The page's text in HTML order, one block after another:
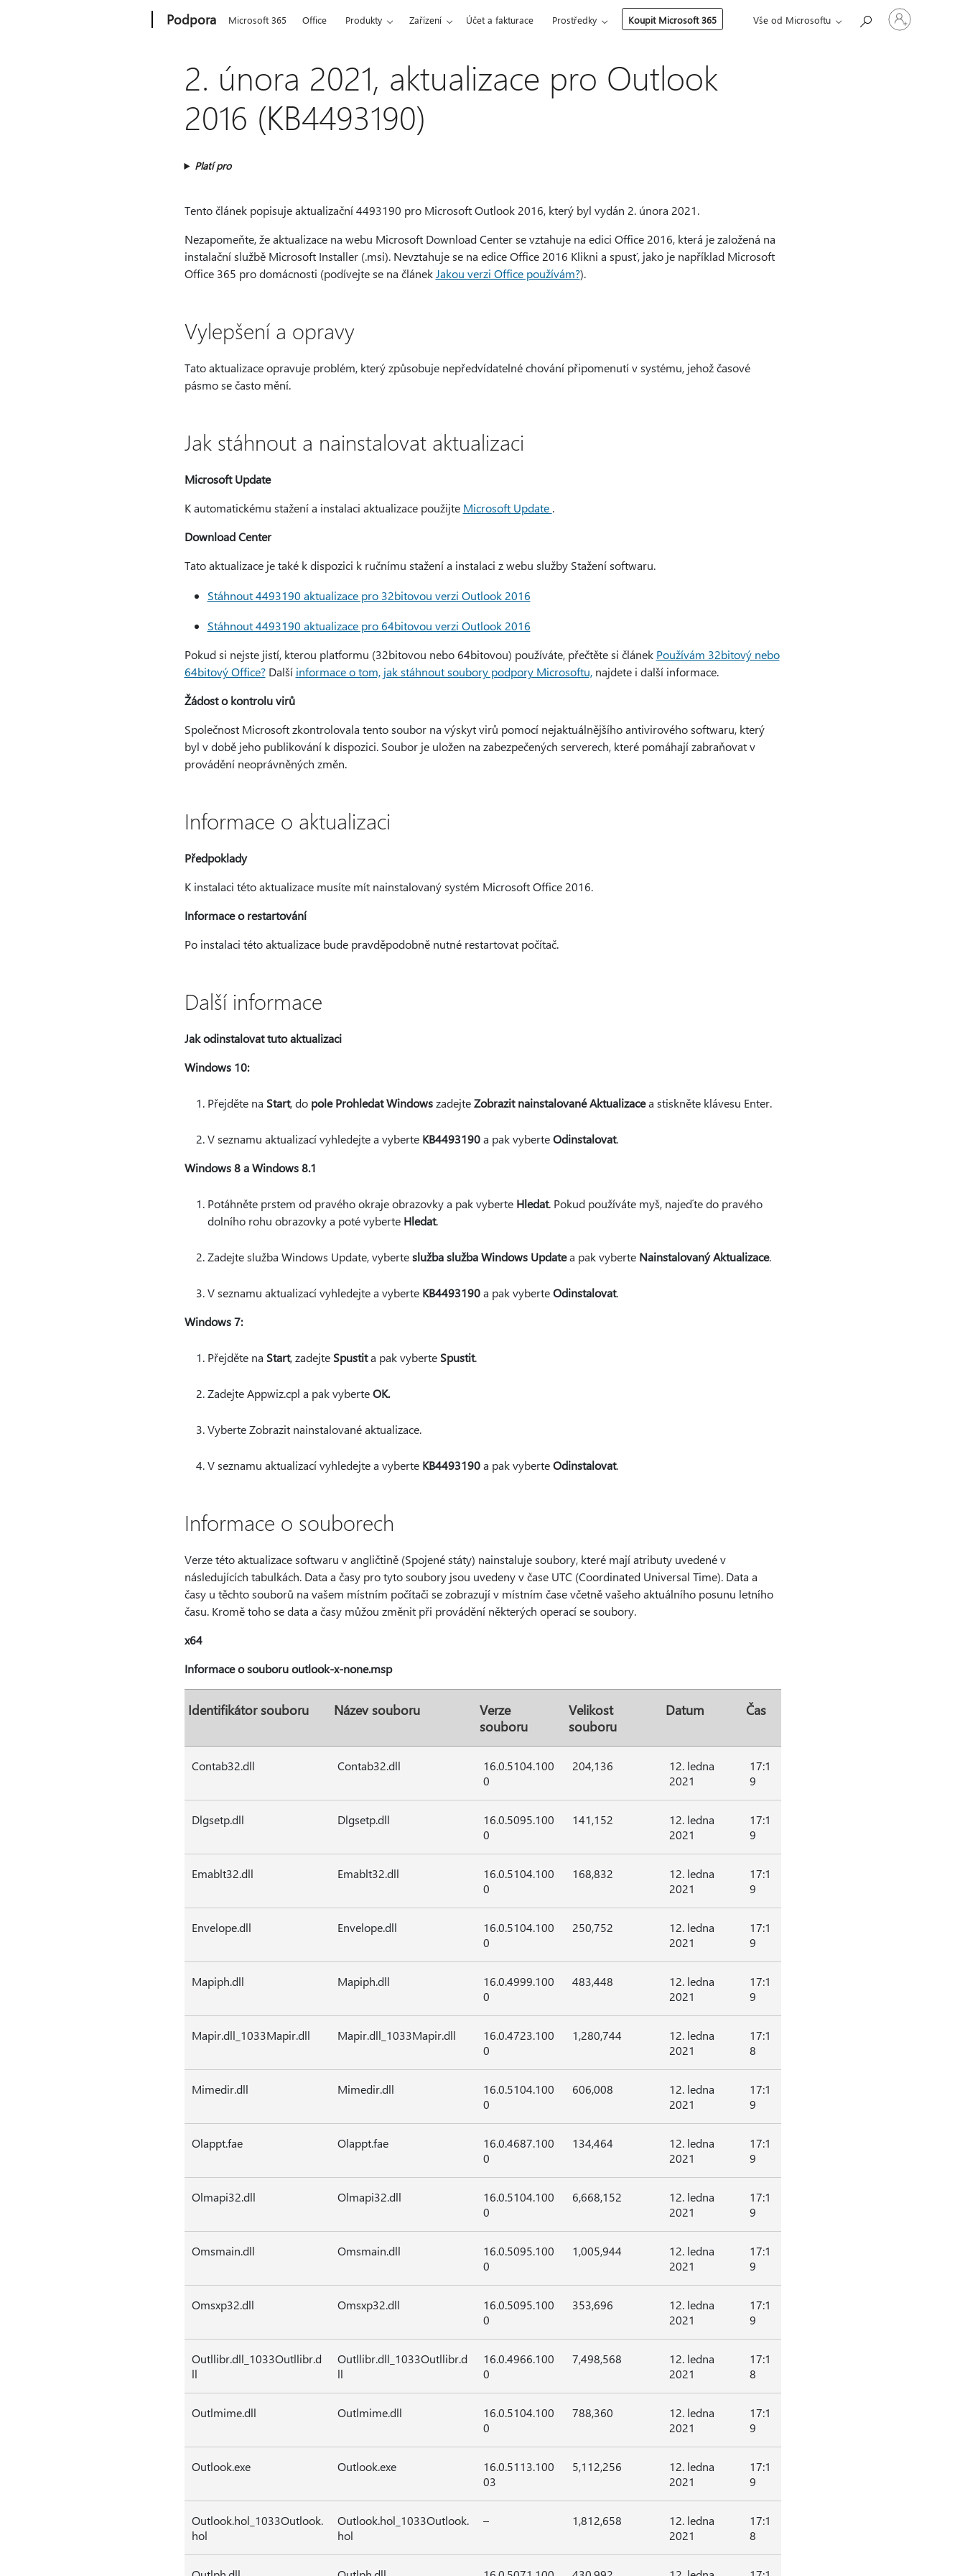
Podpora Microsoft 365 Office Produkty Zařízení Účet a fakturace Prostředky Koupit Microsoft 365 Vše od Microsoftu
Přihlaste
se
2. února 2021, aktualizace pro Outlook
2016 (KB4493190)
Platí pro
Tento článek popisuje aktualizační 4493190 pro Microsoft Outlook 2016, který byl vydán 2. února 2021.
Nezapomeňte, že aktualizace na webu Microsoft Download Center se vztahuje na edici Office 2016, která je založená na
instalační službě Microsoft Installer (.msi). Nevztahuje se na edice Office 2016 Klikni a spusť, jako je například Microsoft
Office 365 pro domácnosti (podívejte se na článek Jakou verzi Office používám?).
Vylepšení a opravy
Tato aktualizace opravuje problém, který způsobuje nepředvídatelné chování připomenutí v systému, jehož časové
pásmo se často mění.
Jak stáhnout a nainstalovat aktualizaci
Microsoft Update
K automatickému stažení a instalaci aktualizace použijte Microsoft Update .
Download Center
Tato aktualizace je také k dispozici k ručnímu stažení a instalaci z webu služby Stažení softwaru.
Stáhnout 4493190 aktualizace pro 32bitovou verzi Outlook 2016
Stáhnout 4493190 aktualizace pro 64bitovou verzi Outlook 2016
Pokud si nejste jistí, kterou platformu (32bitovou nebo 64bitovou) používáte, přečtěte si článek Používám 32bitový nebo
64bitový Office?Další informace o tom, jak stáhnout soubory podpory Microsoftu,najdete i další informace.
Žádost o kontrolu virů
Společnost Microsoft zkontrolovala tento soubor na výskyt virů pomocí nejaktuálnějšího antivirového softwaru, který
byl v době jeho publikování k dispozici. Soubor je uložen na zabezpečených serverech, které pomáhají zabraňovat v
provádění neoprávněných změn.
Informace o aktualizaci
Předpoklady
K instalaci této aktualizace musíte mít nainstalovaný systém Microsoft Office 2016.
Informace o restartování
Po instalaci této aktualizace bude pravděpodobně nutné restartovat počítač.
Další informace
Jak odinstalovat tuto aktualizaci
Windows 10:
Přejděte na Start, do pole Prohledat WindowszadejteZobrazit nainstalované Aktualizacea stiskněte klávesu Enter.
V seznamu aktualizací vyhledejte a vyberte KB4493190a pak vyberteOdinstalovat.
Windows 8 a Windows 8.1
Potáhněte prstem od pravého okraje obrazovky a pak vyberte Hledat. Pokud používáte myš, najeďte do pravého
dolního rohu obrazovky a poté vyberte Hledat.
Zadejte služba Windows Update, vyberteslužba služba Windows Updatea pak vyberte Nainstalovaný Aktualizace.
V seznamu aktualizací vyhledejte a vyberte KB4493190a pak vyberteOdinstalovat.
Windows 7:
Přejděte na Start, zadejte Spustita pak vyberte Spustit.
Zadejte Appwiz.cpl a pak vyberteOK.
Vyberte Zobrazit nainstalované aktualizace.
V seznamu aktualizací vyhledejte a vyberte KB4493190a pak vyberteOdinstalovat.
Informace o souborech
Verze této aktualizace softwaru v angličtině (Spojené státy) nainstaluje soubory, které mají atributy uvedené v
následujících tabulkách. Data a časy pro tyto soubory jsou uvedeny v čase UTC (Coordinated Universal Time). Data a
časy u těchto souborů na vašem místním počítači se zobrazují v místním čase včetně vašeho aktuálního posunu letního
času. Kromě toho se data a časy můžou změnit při provádění některých operací se soubory.
x64
Informace o souboru outlook-x-none.msp
Identifikátor souboru Název souboru
Verze
souboru
Velikost
souboru
Datum Čas
Contab32.dll Contab32.dll
16.0.5104.100
0
204,136
12. ledna
2021
17:1
9
Dlgsetp.dll Dlgsetp.dll
16.0.5095.100
0
141,152
12. ledna
2021
17:1
9
Emablt32.dll Emablt32.dll
16.0.5104.100
0
168,832
12. ledna
2021
17:1
9
Envelope.dll Envelope.dll
16.0.5104.100
0
250,752
12. ledna
2021
17:1
9
Mapiph.dll Mapiph.dll
16.0.4999.100
0
483,448
12. ledna
2021
17:1
9
Mapir.dll_1033Mapir.dll Mapir.dll_1033Mapir.dll
16.0.4723.100
0
1,280,744
12. ledna
2021
17:1
8
Mimedir.dll Mimedir.dll
16.0.5104.100
0
606,008
12. ledna
2021
17:1
9
Olappt.fae Olappt.fae
16.0.4687.100
0
134,464
12. ledna
2021
17:1
9
Olmapi32.dll Olmapi32.dll
16.0.5104.100
0
6,668,152
12. ledna
2021
17:1
9
Omsmain.dll Omsmain.dll
16.0.5095.100
0
1,005,944
12. ledna
2021
17:1
9
Omsxp32.dll Omsxp32.dll
16.0.5095.100
0
353,696
12. ledna
2021
17:1
9
Outllibr.dll_1033Outllibr.d
ll
Outllibr.dll_1033Outllibr.d
ll
16.0.4966.100
0
7,498,568
12. ledna
2021
17:1
8
Outlmime.dll Outlmime.dll
16.0.5104.100
0
788,360
12. ledna
2021
17:1
9
Outlook.exe Outlook.exe
16.0.5113.100
03
5,112,256
12. ledna
2021
17:1
9
Outlook.hol_1033Outlook.
hol
Outlook.hol_1033Outlook.
hol
– 1,812,658
12. ledna
2021
17:1
8